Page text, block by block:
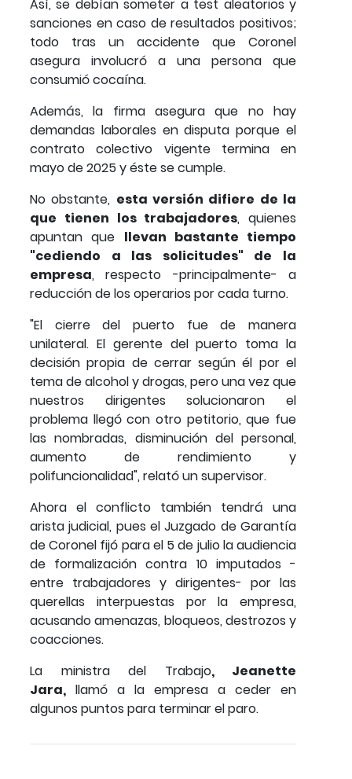
Así, se debían someter a test aleatorios y
sanciones en caso de resultados positivos;
todo tras un accidente que Coronel
asegura involucró a una persona que
consumió cocaína.
Además, la firma asegura que no hay
demandas laborales en disputa porque el
contrato colectivo vigente termina en
mayo de 2025 y éste se cumple.
No obstante, esta versión difiere de la
que tienen los trabajadores, quienes
apuntan que llevan bastante tiempo
"cediendo a las solicitudes" de la
empresa, respecto -principalmente- a
reducción de los operarios por cada turno.
"El cierre del puerto fue de manera
unilateral. El gerente del puerto toma la
decisión propia de cerrar según él por el
tema de alcohol y drogas, pero una vez que
nuestros dirigentes solucionaron el
problema llegó con otro petitorio, que fue
las nombradas, disminución del personal,
aumento de rendimiento y
polifuncionalidad", relató un supervisor.
Ahora el conflicto también tendrá una
arista judicial, pues el Juzgado de Garantía
de Coronel fijó para el 5 de julio la audiencia
de formalización contra 10 imputados -
entre trabajadores y dirigentes- por las
querellas interpuestas por la empresa,
acusando amenazas, bloqueos, destrozos y
coacciones.
La ministra del Trabajo, Jeanette
Jara, llamó a la empresa a ceder en
algunos puntos para terminar el paro.